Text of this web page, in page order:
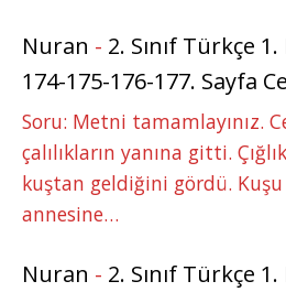
Nuran - 2. Sınıf Türkçe
174-175-176-177. Sayfa
Soru: Metni tamamlayınız.
çalılıkların yanına gitti.
kuştan geldiğini gördü.
annesine…
Nuran - 2. Sınıf Türkçe